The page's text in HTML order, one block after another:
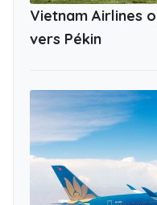
Vietnam Airlines
vers Pékin